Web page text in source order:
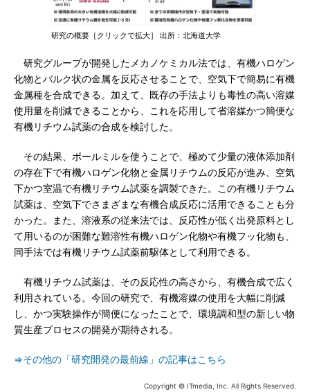
研究の概要［クリックで拡大］ 出所：北海道大学
研究グループが開発したメカノケミカル法では、有機ハロゲン
化物とバルク状の金属を反応させることで、空気下で簡易に有機
金属種を合成できる。加えて、既存の手法よりも毒性の高い溶媒
使用量を削減できることから、これを応用して省溶媒かつ簡便な
有機リチウム試薬の合成を検討した。
その結果、ボールミルを使うことで、極めて少量の液体添加剤
の存在下で有機ハロゲン化物と金属リチウムの反応が進み、空気
下かつ室温で有機リチウム試薬を調製できた。この有機リチウム
試薬は、空気下でさまざまな有機合成反応に活用できることも分
かった。また、溶液系の従来法では、反応性が低く出発原料とし
て用いるのが困難な難溶性有機ハロゲン化物や有機フッ化物も、
同手法では有機リチウム試薬前駆体として利用できる。
有機リチウム試薬は、その反応性の高さから、有機合成で広く
利用されている。今回の研究で、有機溶媒の使用を大幅に削減
し、かつ実験操作が簡便になったことで、環境調和型の新しい物
質生産プロセスの開発が期待される。
⇒その他の「研究開発の最前線」の記事はこちら
Copyright © ITmedia, Inc. All Rights Reserved.